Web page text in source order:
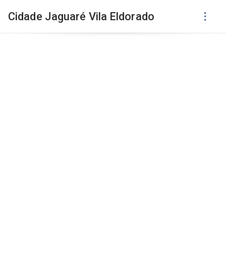
Cidade Jaguaré Vila Eldorado